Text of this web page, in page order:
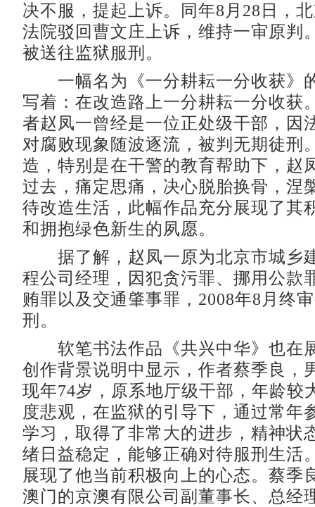
决不服，提起上诉。同年8月28日，
法院驳回曹文庄上诉，维持一审原判
被送往监狱服刑。
一幅名为《一分耕耘一分收获》
写着：在改造路上一分耕耘一分收获
者赵凤一曾经是一位正处级干部，因
对腐败现象随波逐流，被判无期徒刑
造，特别是在干警的教育帮助下，赵
过去，痛定思痛，决心脱胎换骨，涅
待改造生活，此幅作品充分展现了其
和拥抱绿色新生的夙愿。
据了解，赵凤一原为北京市城乡
程公司经理，因犯贪污罪、挪用公款
贿罪以及交通肇事罪，2008年8月终
刑。
软笔书法作品《共兴中华》也在
创作背景说明中显示，作者蔡季良，
现年74岁，原系地厅级干部，年龄较
度悲观，在监狱的引导下，通过常年
学习，取得了非常大的进步，精神状
绪日益稳定，能够正确对待服刑生活
展现了他当前积极向上的心态。蔡季
澳门的京澳有限公司副董事长、总经